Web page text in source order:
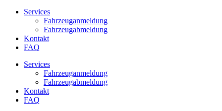
Services
Fahrzeuganmeldung
Fahrzeugabmeldung
Kontakt
FAQ
Services
Fahrzeuganmeldung
Fahrzeugabmeldung
Kontakt
FAQ